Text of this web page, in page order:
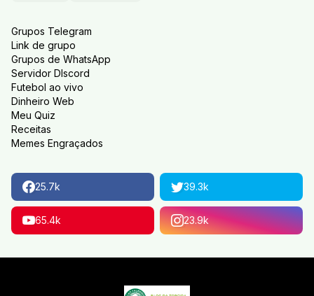
Grupos Telegram
Link de grupo
Grupos de WhatsApp
Servidor DIscord
Futebol ao vivo
Dinheiro Web
Meu Quiz
Receitas
Memes Engraçados
25.7k 39.3k
65.4k 23.9k